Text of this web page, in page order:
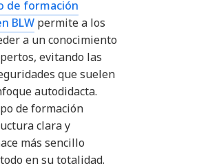
de formación
BLW permite a los
a un conocimiento
evitando las
que suelen
autodidacta.
de formación
clara y
más sencillo
en su totalidad.